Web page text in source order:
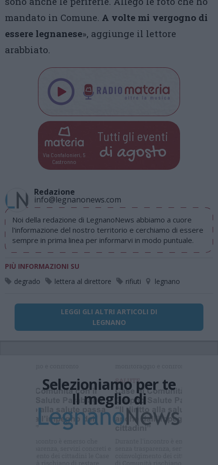
mandato in Comune. A volte mi vergogno di
essere legnanese», aggiunge il lettore
arabbiato.
Via Confalonieri, 5
Castronno
Tutti gli eventi
di agosto
Redazione
info@legnanonews.com
Noi della redazione di LegnanoNews abbiamo a cuore
l'informazione del nostro territorio e cerchiamo di essere
sempre in prima linea per informarvi in modo puntuale.
PIÙ INFORMAZIONI SU
degrado
lettera al direttore rifiuti legnano
LEGGI GLI ALTRI ARTICOLI DI
LEGNANO
Selezioniamo per te
Il meglio di